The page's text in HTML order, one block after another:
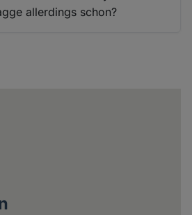
allerdings schon?